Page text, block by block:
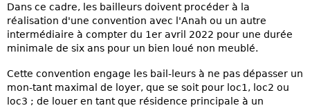
Dans ce cadre, les bailleurs doivent procéder à la
réalisation d'une convention avec l'Anah ou un autre
intermédiaire à compter du 1er avril 2022 pour une durée
minimale de six ans pour un bien loué non meublé.
Cette convention engage les bail-leurs à ne pas dépasser un
mon-tant maximal de loyer, que se soit pour loc1, loc2 ou
loc3 ; de louer en tant que résidence principale à un